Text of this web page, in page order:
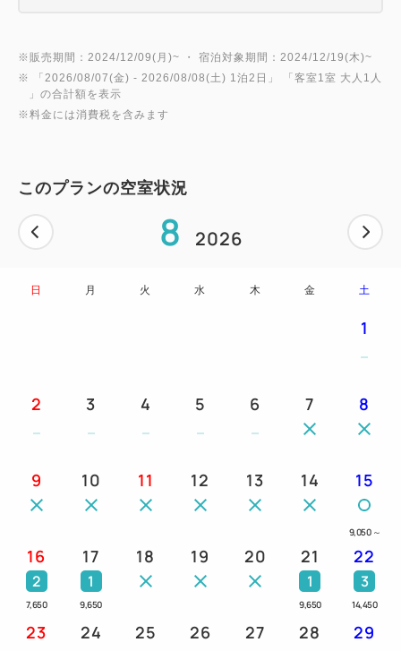
※販売期間：2024/12/09(月)~ ・ 宿泊対象期間：2024/12/19(木)~
※ 「 2026/08/07(金) - 2026/08/08(土) 1泊2日 」 「客室1室 大人1人
」の合計額を表示
※料金には消費税を含みます
このプランの空室状況
8 2026
日 月 火 水 木 金 土
1
2 3 4 5 6 7 8
9 10 11 12 13 14 15
9,050 ～
16
2
7,650
17
1
9,650
18 19 20 21
1
9,650
22
3
14,450
23 24 25 26 27 28 29